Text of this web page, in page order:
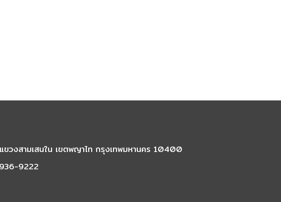
วงสามเสนใน เขตพญาไท กรุงเทพมหานคร 10400
9222